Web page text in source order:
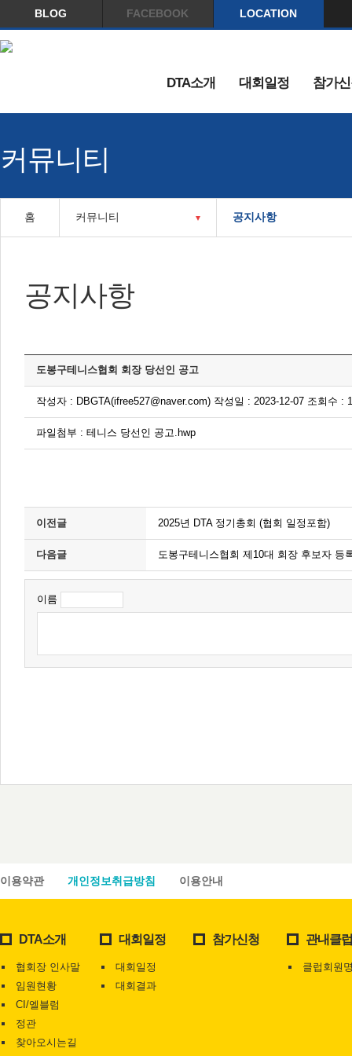
BLOG FACEBOOK LOCATION
DTA소개 대회일정 참가
커뮤니티
홈 커뮤니티 공지사항
공지사항
도봉구테니스협회 회장 당선인 공고
작성자 : DBGTA(ifree527@naver.com) 작성일 : 2023-12-07 조회수 :
파일첨부 : 테니스 당선인 공고.hwp
이전글 2025년 DTA 정기총회 (협회 일정포함)
다음글 도봉구테니스협회 제10대 회장 후보자 등
이름
이용약관 개인정보취급방침 이용안내
DTA소개
협회장 인사말
임원현황
CI/엘블럼
정관
찾아오시는길
대회일정
대회일정
대회결과
참가신청 관내클
클럽회원